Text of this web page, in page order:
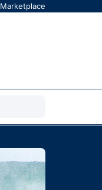
Marketplace